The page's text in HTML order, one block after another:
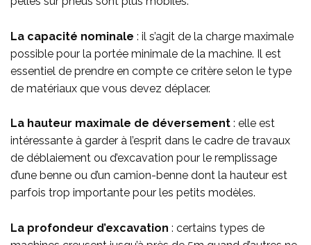
La capacité nominale : il s’agit de la charge maximale
possible pour la portée minimale de la machine. Il est
essentiel de prendre en compte ce critère selon le type
de matériaux que vous devez déplacer.
La hauteur maximale de déversement : elle est
intéressante à garder à l’esprit dans le cadre de travaux
de déblaiement ou d’excavation pour le remplissage
d’une benne ou d’un camion-benne dont la hauteur est
parfois trop importante pour les petits modèles.
La profondeur d’excavation : certains types de